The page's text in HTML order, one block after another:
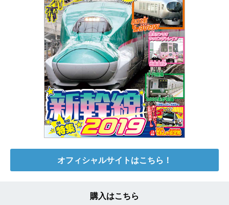
オフィシャルサイトはこちら！
購入はこちら